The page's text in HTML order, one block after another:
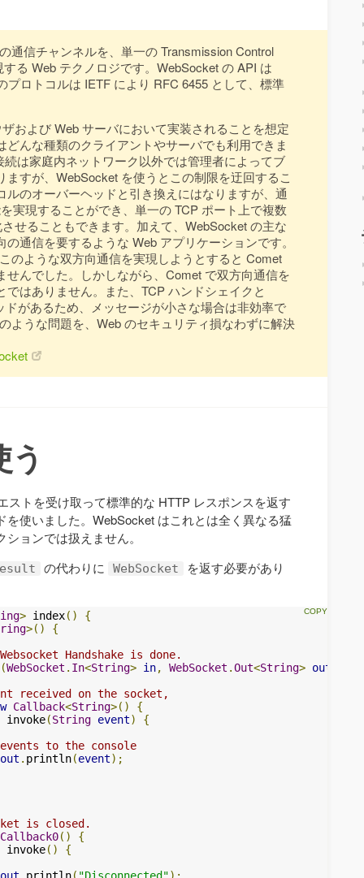
通信チャンネルを、単一の Transmission Control
る Web テクノロジです。WebSocket の API は
プロトコルは IETF により RFC 6455 として、標準
および Web サーバにおいて実装されることを想定
んな種類のクライアントやサーバでも利用できま
は家庭内ネットワーク以外では管理者によってブ
すが、WebSocket を使うとこの制限を迂回するこ
のオーバーヘッドと引き換えにはなりますが、通
実現することができ、単一の TCP ポート上で複数
せることもできます。加えて、WebSocket の主な
通信を要するような Web アプリケーションです。
のような双方向通信を実現しようとすると Comet
んでした。しかしながら、Comet で双方向通信を
はありません。また、TCP ハンドシェイクと
があるため、メッセージが小さな場合は非効率で
ような問題を、Web のセキュリティ損なわずに解決
う
ストを受け取って標準的な HTTP レスポンスを返す
使いました。WebSocket はこれとは全く異なる猛
ョンでは扱えません。
の代わりに WebSocket を返す必要があり
> index()
{
>()
{
Handshake is done.
(WebSocket . In<String> in, WebSocket .Out<String> out
received on the socket,
Callback<String>()
{
invoke(String event)
{
to the console
out . println(event);
is closed.
Callback0()
{
invoke()
{
out
println( "Disconnected");